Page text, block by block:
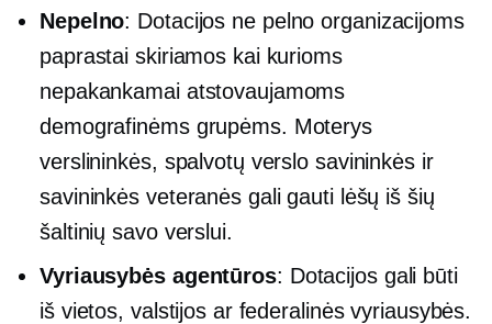
Nepelno: Dotacijos ne pelno organizacijoms
paprastai skiriamos kai kurioms
nepakankamai atstovaujamoms
demografinėms grupėms. Moterys
verslininkės, spalvotų verslo savininkės ir
savininkės veteranės gali gauti lėšų iš šių
šaltinių savo verslui.
Vyriausybės agentūros: Dotacijos gali būti
iš vietos, valstijos ar federalinės vyriausybės.